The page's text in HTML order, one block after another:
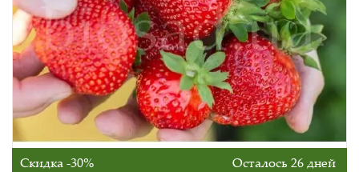
Скидка -30% Осталось 26 дней